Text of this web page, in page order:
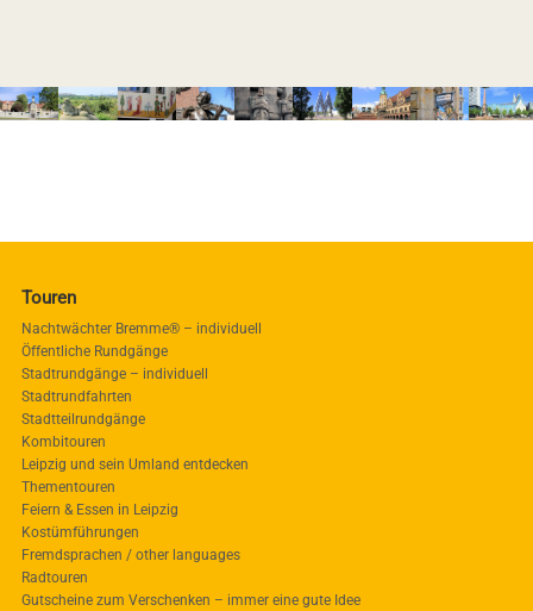
Touren
Nachtwächter Bremme® – individuell
Öffentliche Rundgänge
Stadtrundgänge – individuell
Stadtrundfahrten
Stadtteilrundgänge
Kombitouren
Leipzig und sein Umland entdecken
Thementouren
Feiern & Essen in Leipzig
Kostümführungen
Fremdsprachen / other languages
Radtouren
Gutscheine zum Verschenken – immer eine gute Idee